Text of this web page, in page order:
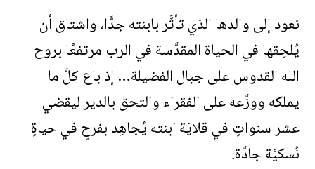
نعود إلى والدها الذي تأثَّر بابنته جدًّا، واشتاق أن
يُلحِقها في الحياة المقدَّسة في الرب مرتفعًا بروح
الله القدوس على جبال الفضيلة… إذ باع كلَّ ما
يملكه ووزَّعه على الفقراء والتحق بالدير ليقضي
عشر سنواتٍ في قلايَة ابنته يُجاهِد بفرحٍ في حياةٍ
نُسكيَّة جادَّة.